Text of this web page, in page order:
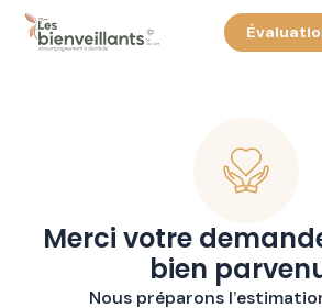
Tarifs & Financements
Partenaires
Merci votre
bien
Nous préparons